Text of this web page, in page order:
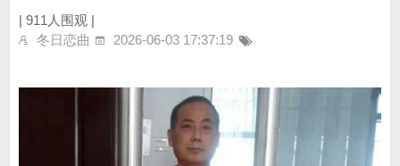
| 911人围观 |
冬日恋曲
2026-06-03 17:37:19